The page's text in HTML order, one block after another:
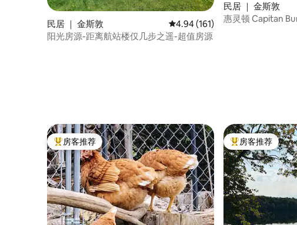
民居 ｜ 金斯敦 平均评分 4.94 分（满分 5 分），
4.94 (161)
阳光房源-距离航站楼仅几步之遥-超值房源
民居 ｜ 金斯敦
惠灵顿 Capitan
热门「房客推荐」
房客推荐 热门「房客推荐」
房客推荐